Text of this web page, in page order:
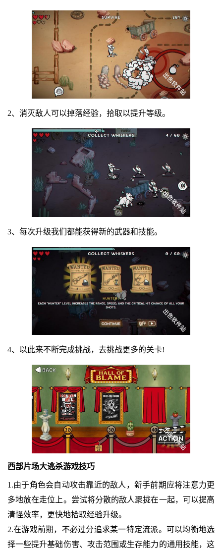
2、消灭敌人可以掉落经验，拾取以提升等级。
3、每次升级我们都能获得新的武器和技能。
4、以此来不断完成挑战，去挑战更多的关卡!
西部片场大逃杀游戏技巧
1.由于角色会自动攻击靠近的敌人，新手前期应将注意力更
多地放在走位上。尝试将分散的敌人聚拢在一起，可以提高
清怪效率，更快地拾取经验升级。
2.在游戏前期，不必过分追求某一特定流派。可以均衡地选
择一些提升基础伤害、攻击范围或生存能力的通用技能，这